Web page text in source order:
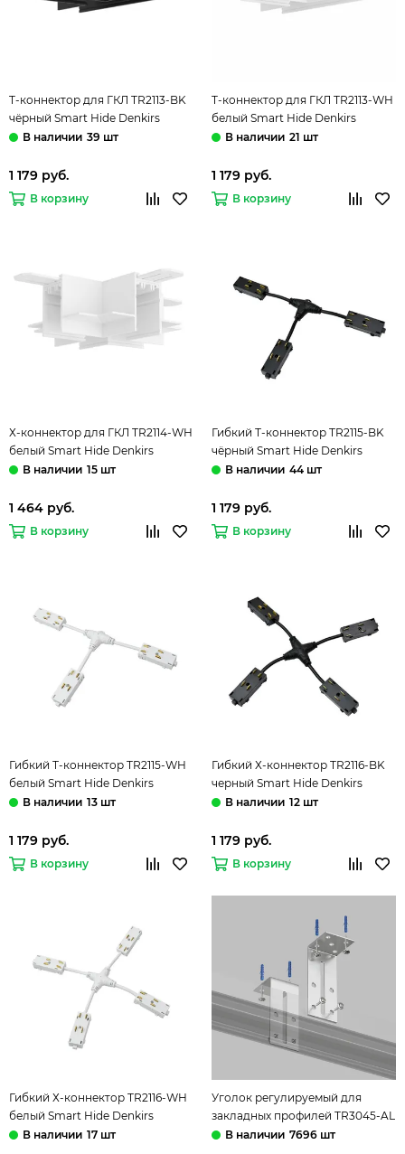
T-коннектор для ГКЛ TR2113-BK
чёрный Smart Hide Denkirs
39 шт
1 179 руб.
В корзину
T-коннектор для ГКЛ TR2113-WH
белый Smart Hide Denkirs
21 шт
1 179 руб.
В корзину
Х-коннектор для ГКЛ TR2114-WH
белый Smart Hide Denkirs
15 шт
1 464 руб.
В корзину
Гибкий Т-коннектор TR2115-BK
чёрный Smart Hide Denkirs
44 шт
1 179 руб.
В корзину
Гибкий Т-коннектор TR2115-WH
белый Smart Hide Denkirs
13 шт
1 179 руб.
В корзину
Гибкий Х-коннектор TR2116-BK
черный Smart Hide Denkirs
12 шт
1 179 руб.
В корзину
Гибкий Х-коннектор TR2116-WH
белый Smart Hide Denkirs
17 шт
Уголок регулируемый для
закладных профилей TR3045-AL
алюминий Smart Denkirs
7696 шт